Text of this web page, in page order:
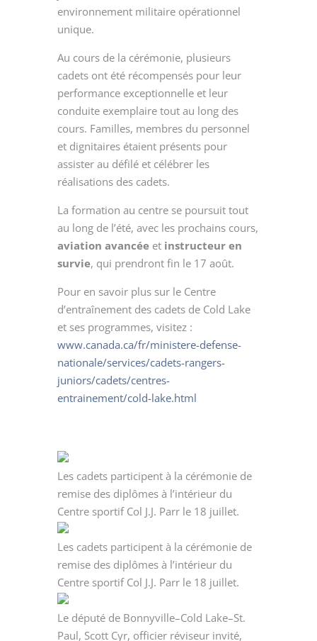
environnement militaire opérationnel
unique.
Au cours de la cérémonie, plusieurs
cadets ont été récompensés pour leur
performance exceptionnelle et leur
conduite exemplaire tout au long des
cours. Familles, membres du personnel
et dignitaires étaient présents pour
assister au défilé et célébrer les
réalisations des cadets.
La formation au centre se poursuit tout
au long de l’été, avec les prochains cours,
aviation avancéeet instructeur en
survie, qui prendront fin le 17 août.
Pour en savoir plus sur le Centre
d’entraînement des cadets de Cold Lake
et ses programmes, visitez :
www.canada.ca/fr/ministere-defense-
nationale/services/cadets-rangers-
juniors/cadets/centres-
entrainement/cold-lake.html
Les cadets participent à la cérémonie de
remise des diplômes à l’intérieur du
Centre sportif Col J.J. Parr le 18 juillet.
Les cadets participent à la cérémonie de
remise des diplômes à l’intérieur du
Centre sportif Col J.J. Parr le 18 juillet.
Le député de Bonnyville–Cold Lake–St.
Paul, Scott Cyr, officier réviseur invité,